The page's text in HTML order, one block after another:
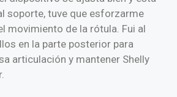
soporte, tuve que esforzarme
movimiento de la rótula. Fui al
en la parte posterior para
articulación y mantener Shelly